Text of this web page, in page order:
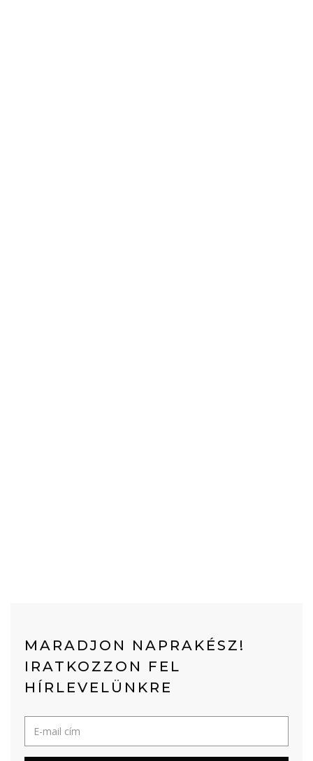
MARADJON NAPRAKÉSZ!
IRATKOZZON FEL
HÍRLEVELÜNKRE